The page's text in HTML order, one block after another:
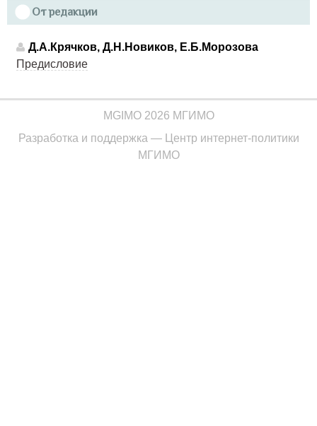
От редакции
Д.А.Крячков, Д.Н.Новиков, Е.Б.Морозова
Предисловие
MGIMO 2026 МГИМО
Разработка и поддержка —
Центр интернет-политики
МГИМО